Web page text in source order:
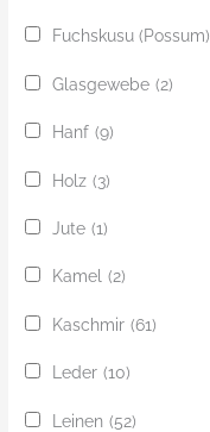
Fuchskusu (Possum)
Glasgewebe (2)
Hanf (9)
Holz (3)
Jute (1)
Kamel (2)
Kaschmir (61)
Leder (10)
Leinen (52)